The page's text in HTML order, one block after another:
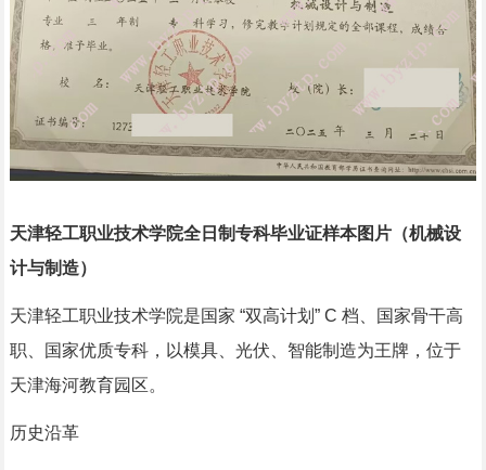
天津轻工职业技术学院全日制专科毕业证样本图片（机械设
计与制造）
天津轻工职业技术学院是国家 “双高计划” C 档、国家骨干高
职、国家优质专科，以模具、光伏、智能制造为王牌，位于
天津海河教育园区。
历史沿革